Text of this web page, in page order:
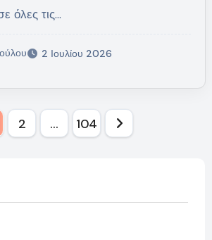
όλες τις…
2 Ιουλίου 2026
2 … 104